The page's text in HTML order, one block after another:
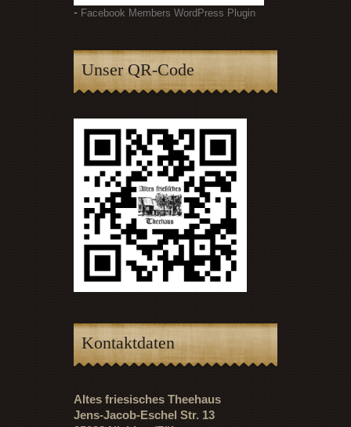
- Facebook Members WordPress Plugin
Unser QR-Code
Kontaktdaten
Altes friesisches Theehaus
Jens-Jacob-Eschel Str. 13